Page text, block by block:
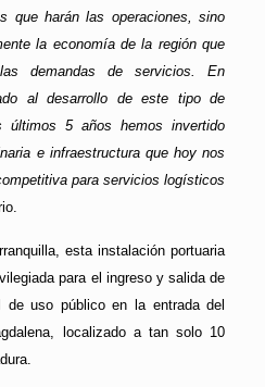
que harán las operaciones, sino
la economía de la región que
demandas de servicios. En
al desarrollo de este tipo de
5 años hemos invertido
e infraestructura que hoy nos
para servicios logísticos
esta instalación portuaria
para el ingreso y salida de
uso público en la entrada del
localizado a tan solo 10